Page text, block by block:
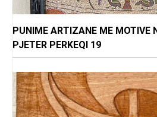
PUNIME ARTIZANE ME MOTIVE
PJETER PERKEQI 19